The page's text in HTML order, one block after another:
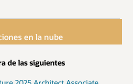
en la nube
de las siguientes